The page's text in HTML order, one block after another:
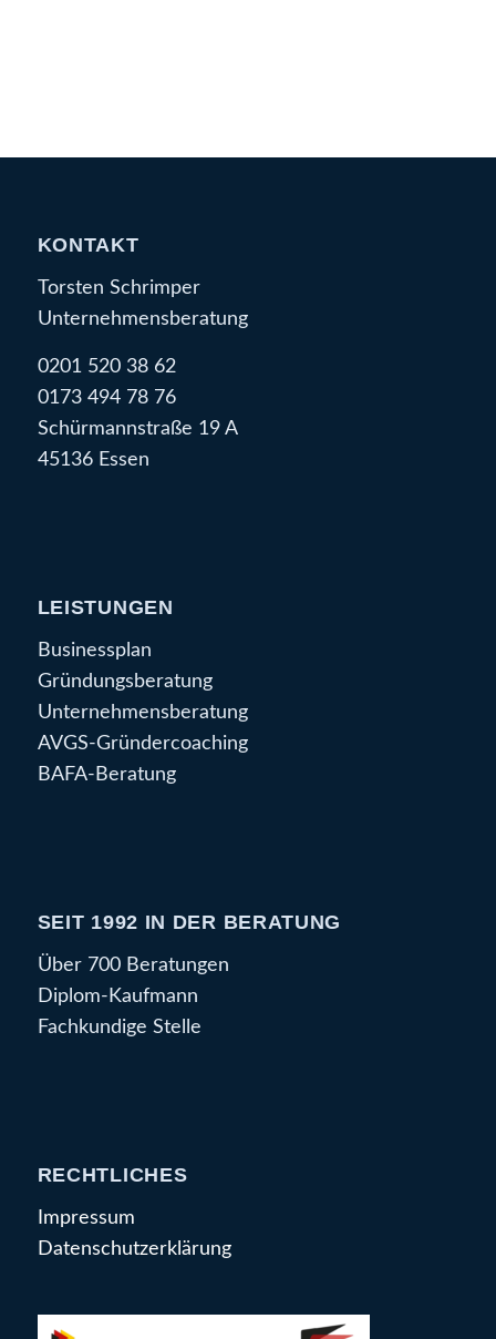
KONTAKT
Torsten Schrimper
Unternehmensberatung
0201 520 38 62
0173 494 78 76
Schürmannstraße 19 A
45136 Essen
LEISTUNGEN
Businessplan
Gründungsberatung
Unternehmensberatung
AVGS-Gründercoaching
BAFA-Beratung
SEIT 1992 IN DER BERATUNG
Über 700 Beratungen
Diplom-Kaufmann
Fachkundige Stelle
RECHTLICHES
Impressum
Datenschutzerklärung